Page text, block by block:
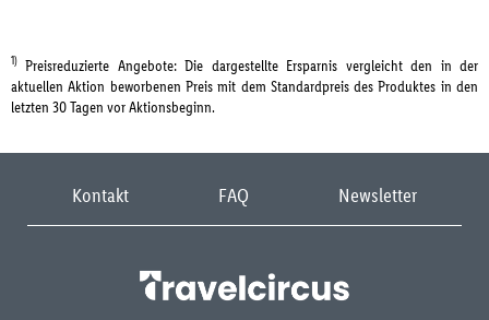
1) Preisreduzierte Angebote: Die dargestellte Ersparnis vergleicht den in der
aktuellen Aktion beworbenen Preis mit dem Standardpreis des Produktes in den
letzten 30 Tagen vor Aktionsbeginn.
Kontakt FAQ Newsletter